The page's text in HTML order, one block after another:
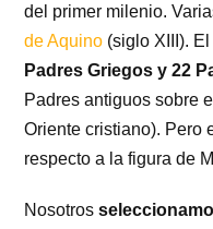
del primer milenio.
de Aquino(siglo XIII). El
Padres Griegos y 22
Padres antiguos sobre
Oriente cristiano). Pero
respecto a la figura de
Nosotros